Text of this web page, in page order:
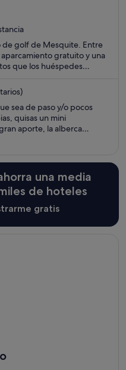
golf de Mesquite. Entre
gratuito y una
que los huéspedes
populares que se
y Casino Eureka.
sea de paso y/o pocos
quisas un mini
aporte, la alberca
si su intención
es mejor cruzar la calle ..."
una media
de hoteles
gratis